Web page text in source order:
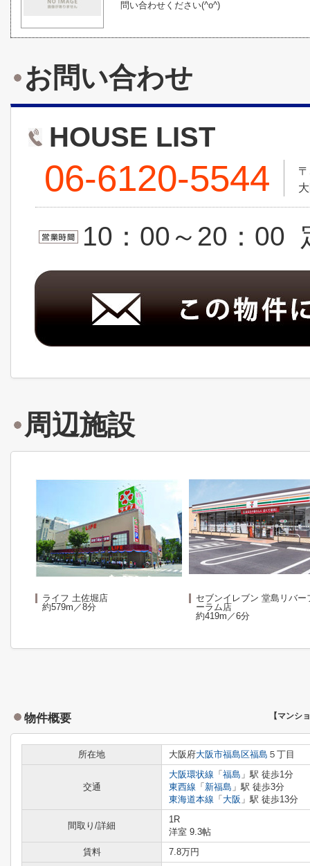
問い合わせください(^o^)
お問い合わせ
HOUSE LIST
06-6120-5544
10：00～20：00
周辺施設
ライフ 土佐堀店
約579m／8分
セブンイレブン 堂島リバー
ーラム店
約419m／6分
物件概要 【マンシ
所在地 大阪府大阪市福島区福島 ５丁目
交通
大阪環状線 「 福島 」駅 徒歩1分
東西線 「 新福島 」駅 徒歩3分
東海道本線 「 大阪 」駅 徒歩13分
間取り/詳細
1R
洋室 9.3帖
賃料
7.8万円